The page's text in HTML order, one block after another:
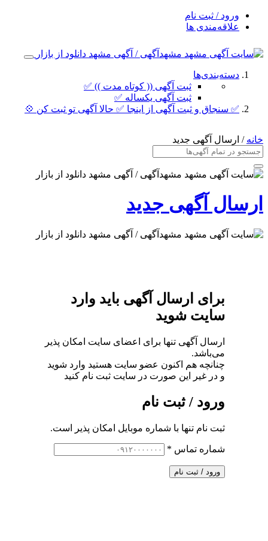
ورود / ثبت نام
علاقه‌مندی ها
دسته‌بندی‌ها
ثبت آگهی (( کوتاه مدت )) ✅
ثبت آگهی یکساله ✅
✅ سنجاق و ثبت آگهی از اینجا ✅ حالا آگهی تو ثبت کن 💠
خانه / ارسال آگهی جدید
ارسال آگهی جدید
برای ارسال آگهی باید وارد
سایت شوید
ارسال آگهی تنها برای اعضای سایت امکان پذیر
می‌باشد.
چنانچه هم‌ اکنون عضو سایت هستید وارد شوید
و در غیر این صورت در سایت ثبت نام کنید
ورود / ثبت نام
ثبت نام تنها با شماره موبایل امکان پذیر است.
شماره تماس *
ورود / ثبت نام